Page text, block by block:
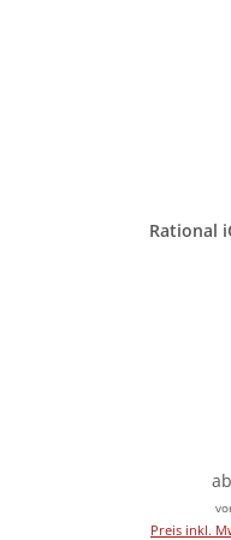
Rational
ab
Preis inkl.